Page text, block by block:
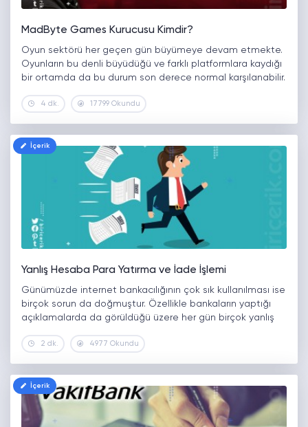
MadByte Games Kurucusu Kimdir?
Oyun sektörü her geçen gün büyümeye devam etmekte.
Oyunların bu denli büyüdüğü ve farklı platformlara kaydığı
bir ortamda da bu durum son derece normal karşılanabilir.
geçecek bütçelere kavuşmuş durumda.…
4 dk. 17799 Okundu
İçerik
Yanlış Hesaba Para Yatırma ve İade İşlemi
Günümüzde internet bankacılığının çok sık kullanılması ise
birçok sorun da doğmuştur. Özellikle bankaların yaptığı
açıklamalarda da görüldüğü üzere her gün birçok yanlış
yatıran tek kişi siz değilsiniz. Özellikle IBAN…
2 dk. 4977 Okundu
İçerik